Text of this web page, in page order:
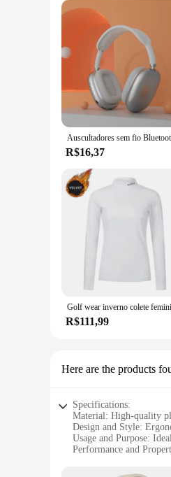
Applicable People:
Features:
|Wholesale|Vendors|
**Enhanced Gaming
Step into the world of
aesthetic makes it a
**Crystal-Clear Sound
Immerse yourself in the
never miss a critical
visuals of your favorite
This fone com jogo set
setting up for a solo
R$16,37
R$111,99
Here are the products
Specifications:
Material: High-quality
Design and Style:
Usage and Purpose:
Performance and
Applicable People: